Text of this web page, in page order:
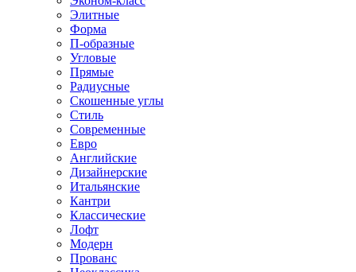
Элитные
Форма
П-образные
Угловые
Прямые
Радиусные
Скошенные углы
Стиль
Современные
Евро
Английские
Дизайнерские
Итальянские
Кантри
Классические
Лофт
Модерн
Прованс